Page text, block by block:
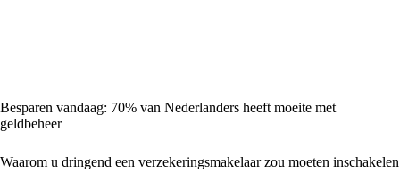
Besparen vandaag: 70% van Nederlanders heeft moeite met
geldbeheer
Waarom u dringend een verzekeringsmakelaar zou moeten inschakelen